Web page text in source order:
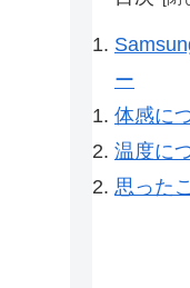
ー
体感に
温度に
思った